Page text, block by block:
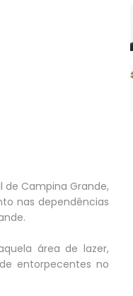
de Campina Grande,
nas dependências
área de lazer,
entorpecentes no